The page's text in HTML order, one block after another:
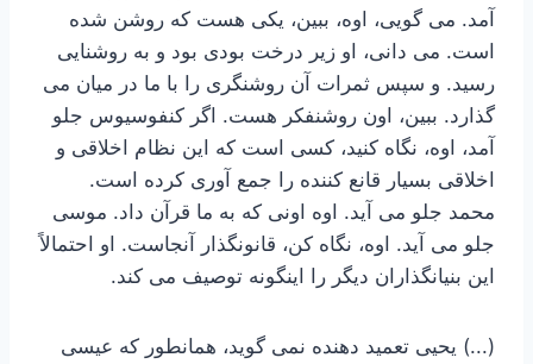
آمد. می گویی، اوه، ببین، یکی هست که روشن شده
است. می دانی، او زیر درخت بودی بود و به روشنایی
رسید. و سپس ثمرات آن روشنگری را با ما در میان می
گذارد. ببین، اون روشنفکر هست. اگر کنفوسیوس جلو
آمد، اوه، نگاه کنید، کسی است که این نظام اخلاقی و
اخلاقی بسیار قانع کننده را جمع آوری کرده است.
محمد جلو می آید. اوه اونی که به ما قرآن داد. موسی
جلو می آید. اوه، نگاه کن، قانونگذار آنجاست. او احتمالاً
این بنیانگذاران دیگر را اینگونه توصیف می کند.
(...) یحیی تعمید دهنده نمی گوید، همانطور که عیسی